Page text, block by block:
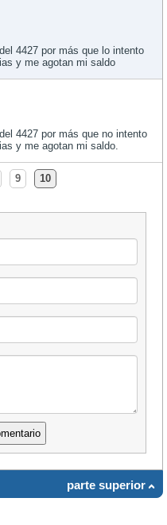
4427 por más que lo intento
y me agotan mi saldo
4427 por más que no intento
y me agotan mi saldo.
9 10
parte superior